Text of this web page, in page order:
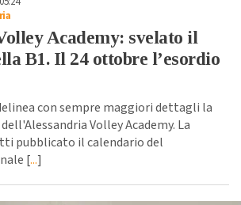
Academy: svelato il
B1. Il 24 ottobre l’esordio
con sempre maggiori dettagli la
Volley Academy. La
pubblicato il calendario del
[...]